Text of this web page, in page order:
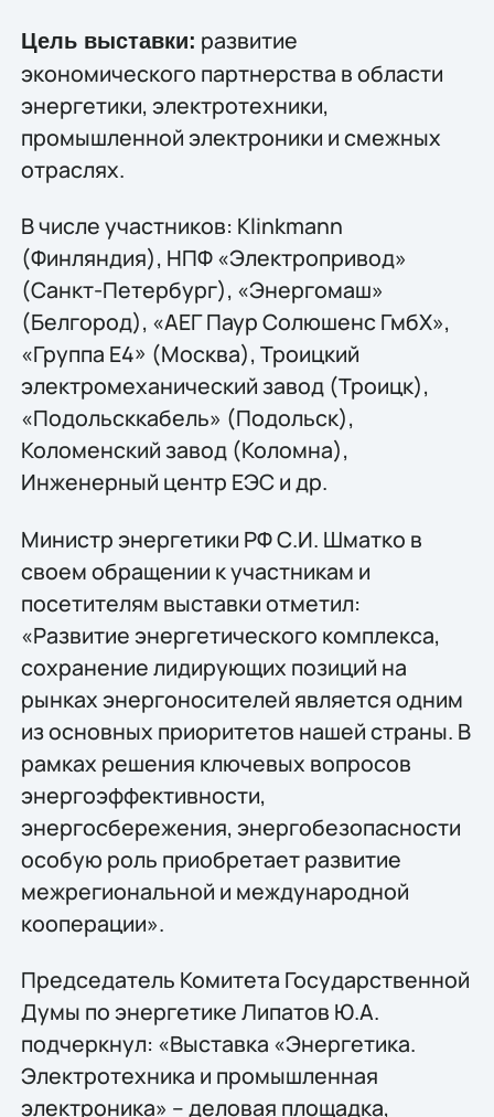
Цель выставки: развитие
экономического партнерства в области
энергетики, электротехники,
промышленной электроники и смежных
отраслях.
В числе участников: Klinkmann
(Финляндия), НПФ «Электропривод»
(Санкт-Петербург), «Энергомаш»
(Белгород), «АЕГ Паур Солюшенс ГмбХ»,
«Группа Е4» (Москва), Троицкий
электромеханический завод (Троицк),
«Подольсккабель» (Подольск),
Коломенский завод (Коломна),
Инженерный центр ЕЭС и др.
Министр энергетики РФ С.И. Шматко в
своем обращении к участникам и
посетителям выставки отметил:
«Развитие энергетического комплекса,
сохранение лидирующих позиций на
рынках энергоносителей является одним
из основных приоритетов нашей страны. В
рамках решения ключевых вопросов
энергоэффективности,
энергосбережения, энергобезопасности
особую роль приобретает развитие
межрегиональной и международной
кооперации».
Председатель Комитета Государственной
Думы по энергетике Липатов Ю.А.
подчеркнул: «Выставка «Энергетика.
Электротехника и промышленная
электроника» – деловая площадка,